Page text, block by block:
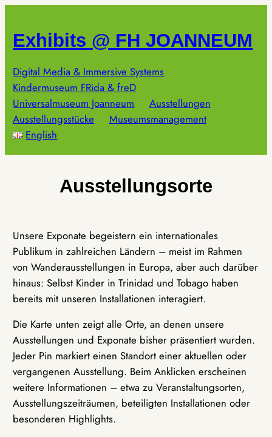
springen
Exhibits @ FH JOANNEUM
Digital Media & Immersive Systems
Kindermuseum FRida & freD
Universalmuseum Joanneum
Ausstellungen
Ausstellungsstücke
Museumsmanagement
English
Ausstellungsorte
Unsere Exponate begeistern ein internationales
Publikum in zahlreichen Ländern – meist im Rahmen
von Wanderausstellungen in Europa, aber auch darüber
hinaus: Selbst Kinder in Trinidad und Tobago haben
bereits mit unseren Installationen interagiert.
Die Karte unten zeigt alle Orte, an denen unsere
Ausstellungen und Exponate bisher präsentiert wurden.
Jeder Pin markiert einen Standort einer aktuellen oder
vergangenen Ausstellung. Beim Anklicken erscheinen
weitere Informationen – etwa zu Veranstaltungsorten,
Ausstellungszeiträumen, beteiligten Installationen oder
besonderen Highlights.